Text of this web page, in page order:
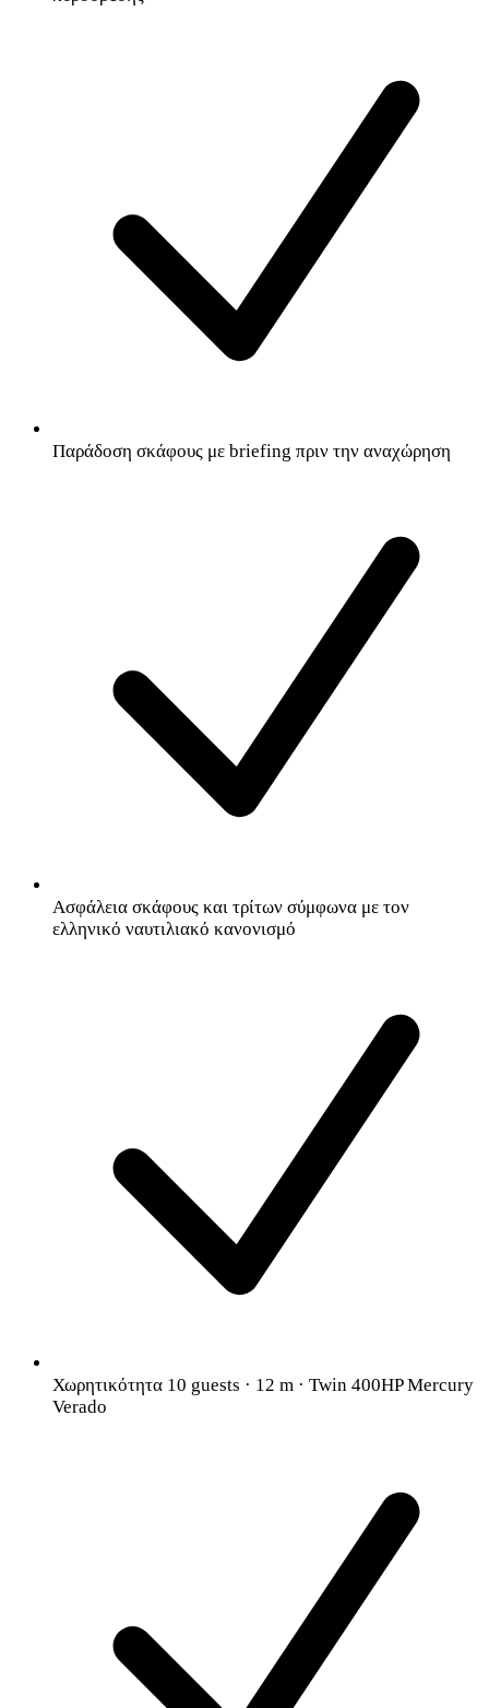
Παράδοση σκάφους με briefing πριν την αναχώρηση
Ασφάλεια σκάφους και τρίτων σύμφωνα με τον
ελληνικό ναυτιλιακό κανονισμό
Χωρητικότητα 10 guests · 12 m · Twin 400HP Mercury
Verado